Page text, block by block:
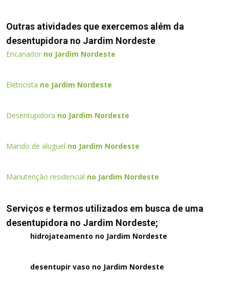
Outras atividades que exercemos além da
desentupidora no Jardim Nordeste
Encanador no Jardim Nordeste
Eletricista no Jardim Nordeste
Desentupidora no Jardim Nordeste
Marido de aluguel no Jardim Nordeste
Manutenção residencial no Jardim Nordeste
Serviços e termos utilizados em busca de uma
desentupidora no Jardim Nordeste;
hidrojateamento no Jardim Nordeste
desentupir vaso no Jardim Nordeste